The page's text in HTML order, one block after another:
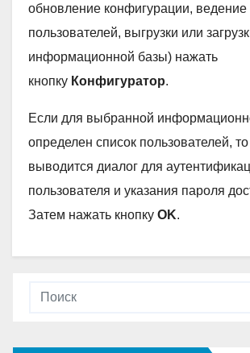
обновление конфигурации, ведение
пользователей, выгрузки или
информационной базы) нажать
кнопку Конфигуратор.
Если для выбранной
определен список пользователей,
выводится диалог для
пользователя и указания пароля
Затем нажать кнопку OK.